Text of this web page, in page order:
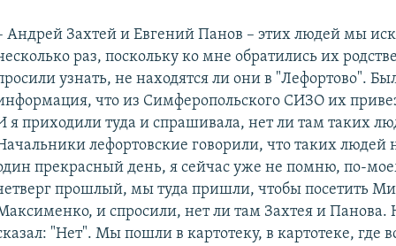
Андрей Захтей и Евгений Панов – этих людей мы
раз, поскольку ко мне обратились их
узнать, не находятся ли они в "Лефортово".
что из Симферопольского СИЗО их
я приходили туда и спрашивала, нет ли там таких
лефортовские говорили, что таких людей
прекрасный день, я сейчас уже не помню, по-
прошлый, мы туда пришли, чтобы посетить
и спросили, нет ли там Захтея и Панова.
"Нет". Мы пошли в картотеку, в картотеке, где